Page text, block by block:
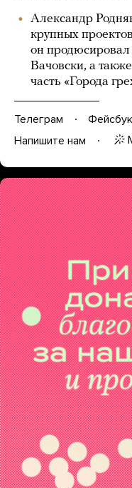
Александр
крупных
он продюсировал
Вачовски, а
часть «Города
Телеграм Фейсбук
Напишите нам